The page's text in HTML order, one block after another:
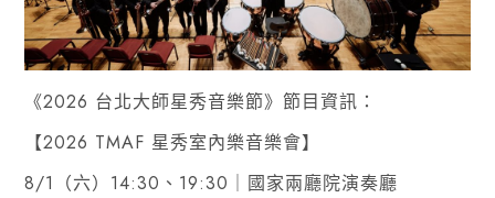
《2026 台北大師星秀音樂節》節目資訊：
【2026 TMAF 星秀室內樂音樂會】
8/1（六）14:30、19:30｜國家兩廳院演奏廳